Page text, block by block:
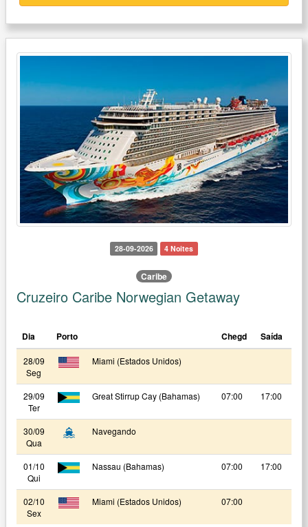
28-09-2026 4 Noites
Caribe
Cruzeiro Caribe Norwegian Getaway
Dia Porto Chegd Saída
28/09
Seg
Miami (Estados Unidos)
29/09
Ter
Great Stirrup Cay (Bahamas) 07:00 17:00
30/09
Qua
Navegando
01/10
Qui
Nassau (Bahamas) 07:00 17:00
02/10
Sex
Miami (Estados Unidos) 07:00